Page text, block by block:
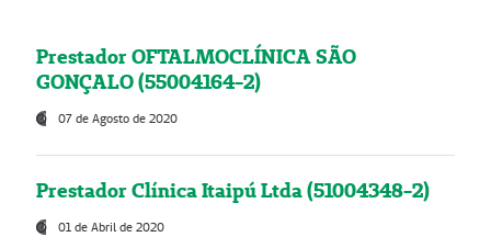
Prestador OFTALMOCLÍNICA SÃO
GONÇALO (55004164-2)
07 de Agosto de 2020
Prestador Clínica Itaipú Ltda (51004348-2)
01 de Abril de 2020